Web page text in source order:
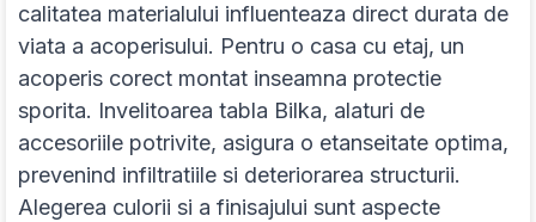
calitatea materialului influenteaza direct durata de
viata a acoperisului. Pentru o casa cu etaj, un
acoperis corect montat inseamna protectie
sporita. Invelitoarea tabla Bilka, alaturi de
accesoriile potrivite, asigura o etanseitate optima,
prevenind infiltratiile si deteriorarea structurii.
Alegerea culorii si a finisajului sunt aspecte